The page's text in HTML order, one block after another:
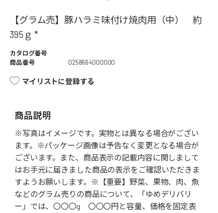
【グラム売】豚ハラミ味付け焼肉用（中） 約
395ｇ *
カタログ番号
商品番号
0258664000000
マイリストに登録する
商品説明
※写真はイメージです。実物とは異なる場合がござい
ます。※パッケージ画像は予告なく変更となる場合が
ございます。また、商品表示の記載内容に関しまして
はお手元に届きました商品の表示をご確認いただきま
すようお願いします。※【重要】野菜、果物、肉、魚
などのグラム売りの商品について、「ゆめデリバリ
ー」では、〇〇〇g 〇〇〇円と容量、価格を固定表